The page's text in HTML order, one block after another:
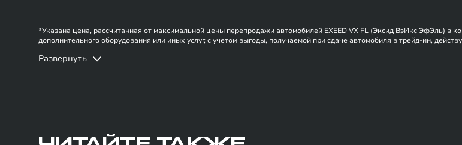
*Указана цена, рассчитанная от максимальной цены перепродажи автомобилей EXEED VX FL (Эксид ВэИкс ЭфЭль) в
дополнительного оборудования или иных услуг, c учетом выгоды, получаемой при сдаче автомобиля в трейд-ин,
моделей. Указанное оборудование может быть опциональным.
Развернуть